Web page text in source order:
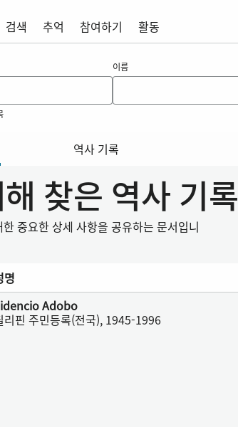
검색 추억 참여하기 활동
이름
역사 기록
찾은 역사 기록
중요한 상세 사항을 공유하는 문서입니
명
Adobo
리핀 주민등록(전국), 1945-1996